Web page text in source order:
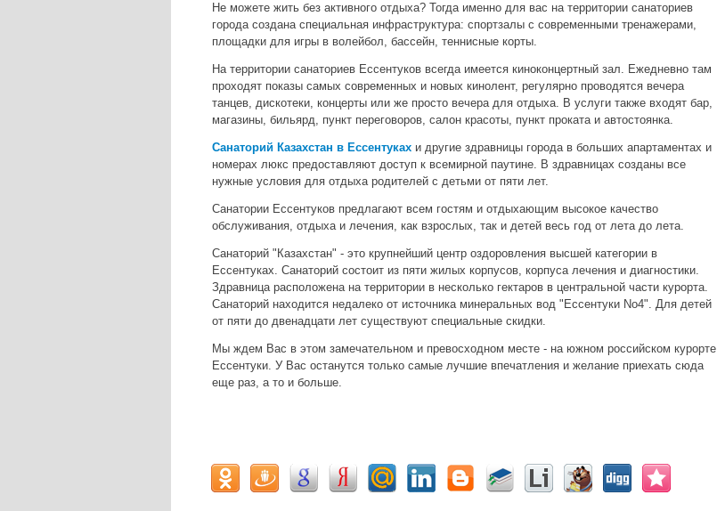
Не можете жить без активного отдыха? Тогда именно для вас на территории санаториев
города создана специальная инфраструктура: спортзалы с современными тренажерами,
площадки для игры в волейбол, бассейн, теннисные корты.
На территории санаториев Ессентуков всегда имеется киноконцертный зал. Ежедневно там
проходят показы самых современных и новых кинолент, регулярно проводятся вечера
танцев, дискотеки, концерты или же просто вечера для отдыха. В услуги также входят бар,
магазины, бильярд, пункт переговоров, салон красоты, пункт проката и автостоянка.
Санаторий Казахстан в Ессентуках и другие здравницы города в больших апартаментах и
номерах люкс предоставляют доступ к всемирной паутине. В здравницах созданы все
нужные условия для отдыха родителей с детьми от пяти лет.
Санатории Ессентуков предлагают всем гостям и отдыхающим высокое качество
обслуживания, отдыха и лечения, как взрослых, так и детей весь год от лета до лета.
Санаторий "Казахстан" - это крупнейший центр оздоровления высшей категории в
Ессентуках. Санаторий состоит из пяти жилых корпусов, корпуса лечения и диагностики.
Здравница расположена на территории в несколько гектаров в центральной части курорта.
Санаторий находится недалеко от источника минеральных вод "Ессентуки No4". Для детей
от пяти до двенадцати лет существуют специальные скидки.
Мы ждем Вас в этом замечательном и превосходном месте - на южном российском курорте
Ессентуки. У Вас останутся только самые лучшие впечатления и желание приехать сюда
еще раз, а то и больше.